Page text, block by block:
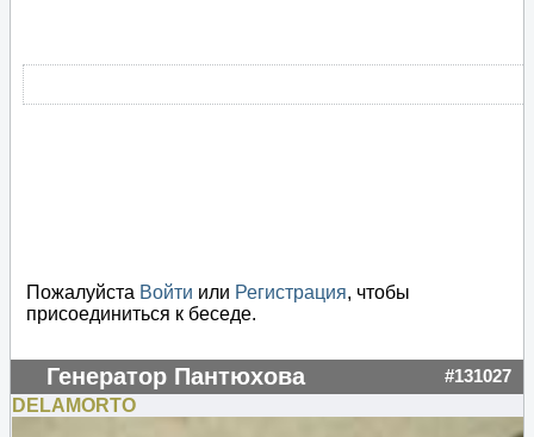
Пожалуйста Войти или Регистрация, чтобы
присоединиться к беседе.
Генератор Пантюхова #131027
DELAMORTO